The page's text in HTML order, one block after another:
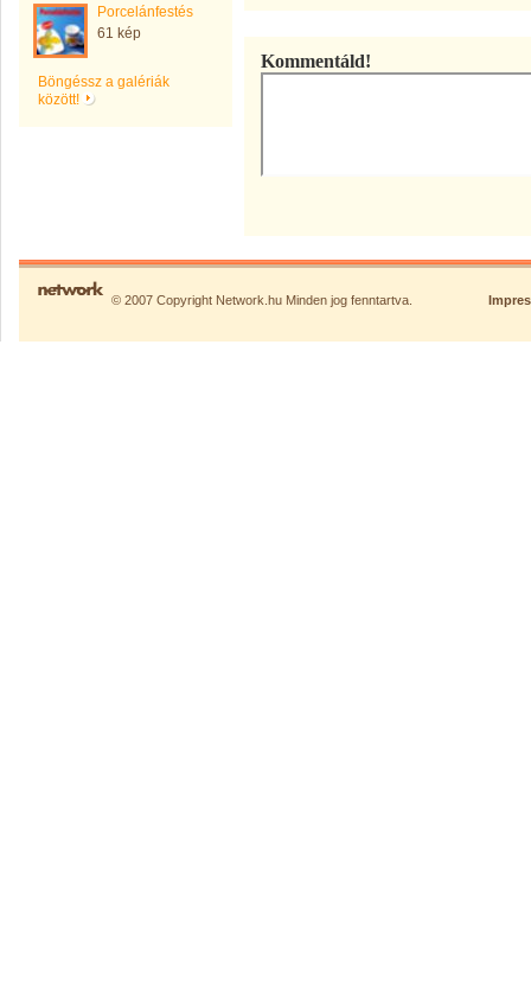
Porcelánfestés
61 kép
Böngéssz a galériák
között!
Kommentáld!
© 2007 Copyright Network.hu Minden jog fenntartva.